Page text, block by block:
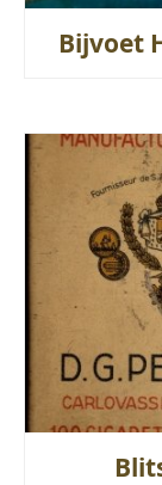
Bijvoet